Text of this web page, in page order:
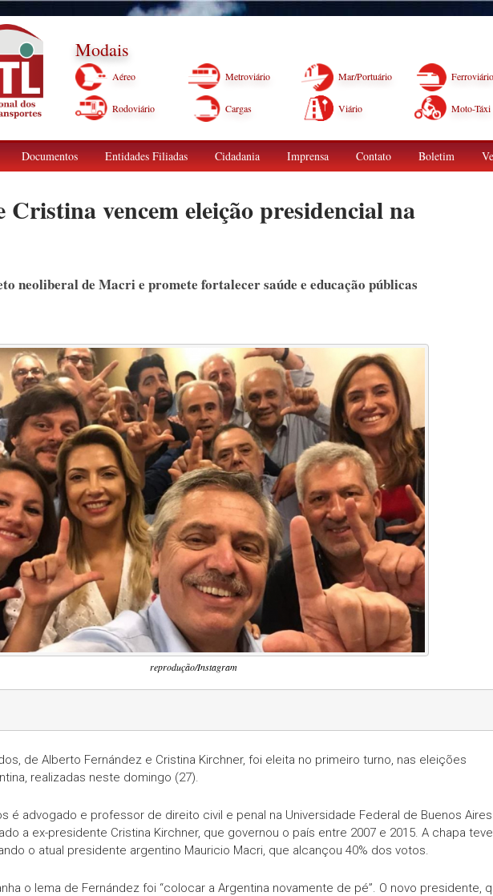
Modais
Aéreo Metroviário Mar/Portuário Ferroviário
Rodoviário Cargas Viário Moto-Táxi
Documentos Entidades Filiadas Cidadania Imprensa Contato Boletim
Cristina vencem eleição presidencial na
neoliberal de Macri e promete fortalecer saúde e educação públicas
reprodução/Instagram
de Alberto Fernández e Cristina Kirchner, foi eleita no primeiro turno, nas eleições
realizadas neste domingo (27).
é advogado e professor de direito civil e penal na Universidade Federal de Buenos Aires
a ex-presidente Cristina Kirchner, que governou o país entre 2007 e 2015. A chapa teve
o atual presidente argentino Mauricio Macri, que alcançou 40% dos votos.
o lema de Fernández foi “colocar a Argentina novamente de pé”. O novo presidente,